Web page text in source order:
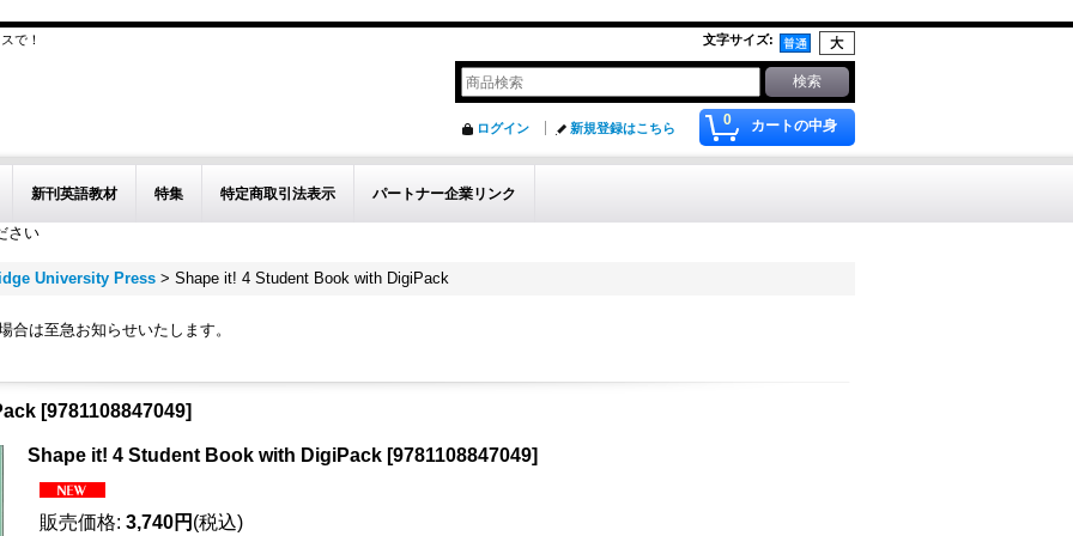
で！ 文字サイズ:
0 カートの中身
ログイン 新規登録はこちら
新刊英語教材 特集 特定商取引法表示 パートナー企業リンク
さい
University Press > Shape it! 4 Student Book with DigiPack
は至急お知らせいたします。
[9781108847049]
Shape it! 4 Student Book with DigiPack [9781108847049]
販売価格: 3,740円 (税込)